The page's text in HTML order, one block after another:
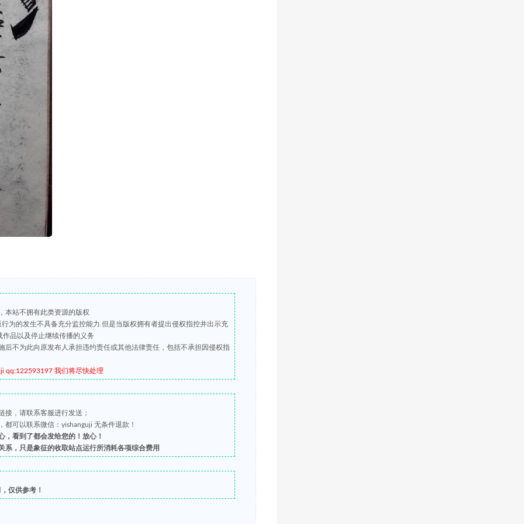
本站不拥有此类资源的版权
为的发生不具备充分监控能力.但是当版权拥有者提出侵权指控并出示充
品以及停止继续传播的义务
后不为此向原发布人承担违约责任或其他法律责任，包括不承担因侵权指
qq:122593197 我们将尽快处理
接，请联系客服进行发送；
可以联系微信：yishanguji 无条件退款！
，看到了都会发给您的！放心！
系，只是象征的收取站点运行所消耗各项综合费用
仅供参考！